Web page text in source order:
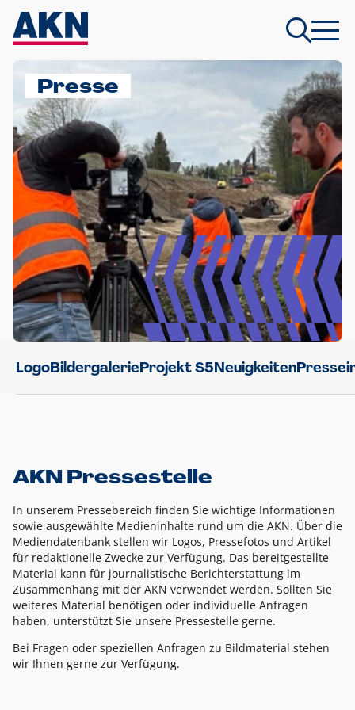
Presse
LogoBildergalerieProjekt S5Neuigkeiten
AKN Pressestelle
In unserem Pressebereich finden Sie wichtige Informationen
sowie ausgewählte Medieninhalte rund um die AKN. Über die
Mediendatenbank stellen wir Logos, Pressefotos und Artikel
für redaktionelle Zwecke zur Verfügung. Das bereitgestellte
Material kann für journalistische Berichterstattung im
Zusammenhang mit der AKN verwendet werden. Sollten Sie
weiteres Material benötigen oder individuelle Anfragen
haben, unterstützt Sie unsere Pressestelle gerne.
Bei Fragen oder speziellen Anfragen zu Bildmaterial stehen
wir Ihnen gerne zur Verfügung.